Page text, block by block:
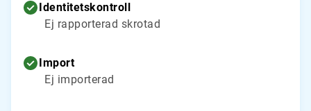
Identitetskontroll
Ej rapporterad skrotad
Import
Ej importerad